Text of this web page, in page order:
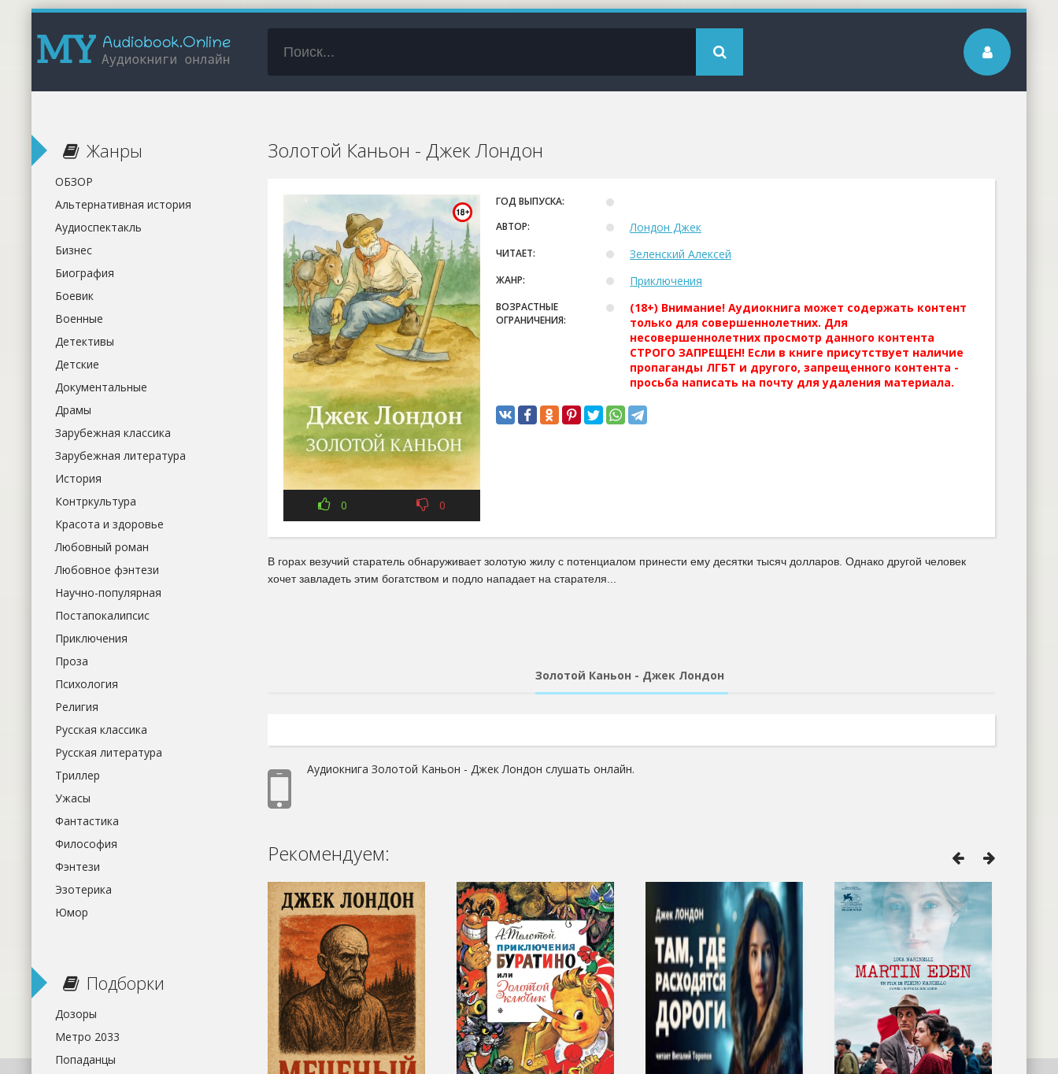
Золотой Каньон - Джек Лондон
0 0
ГОД ВЫПУСКА:
АВТОР:
Лондон Джек
ЧИТАЕТ: Зеленский Алексей
ЖАНР: Приключения
ВОЗРАСТНЫЕ
ОГРАНИЧЕНИЯ:
(18+) Внимание! Аудиокнига может содержать контент
только для совершеннолетних. Для
несовершеннолетних просмотр данного контента
СТРОГО ЗАПРЕЩЕН! Если в книге присутствует наличие
пропаганды ЛГБТ и другого, запрещенного контента -
просьба написать на почту для удаления материала.
В горах везучий старатель обнаруживает золотую жилу с потенциалом принести ему десятки тысяч долларов. Однако другой человек
хочет завладеть этим богатством и подло нападает на старателя...
Золотой Каньон - Джек Лондон
Аудиокнига Золотой Каньон - Джек Лондон слушать онлайн.
Рекомендуем:
Жанры
ОБЗОР
Альтернативная история
Аудиоспектакль
Бизнес
Биография
Боевик
Военные
Детективы
Детские
Документальные
Драмы
Зарубежная классика
Зарубежная литература
История
Контркультура
Красота и здоровье
Любовный роман
Любовное фэнтези
Научно-популярная
Постапокалипсис
Приключения
Проза
Психология
Религия
Русская классика
Русская литература
Триллер
Ужасы
Фантастика
Философия
Фэнтези
Эзотерика
Юмор
Подборки
Дозоры
Метро 2033
Попаданцы